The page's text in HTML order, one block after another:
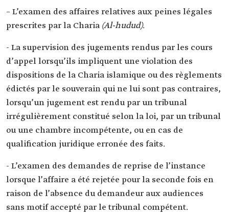
– L’examen des affaires relatives aux peines légales
prescrites par la Charia (Al-hudud).
- La supervision des jugements rendus par les cours
d’appel lorsqu’ils impliquent une violation des
dispositions de la Charia islamique ou des règlements
édictés par le souverain qui ne lui sont pas contraires,
lorsqu’un jugement est rendu par un tribunal
irrégulièrement constitué selon la loi, par un tribunal
ou une chambre incompétente, ou en cas de
qualification juridique erronée des faits.
- L’examen des demandes de reprise de l’instance
lorsque l’affaire a été rejetée pour la seconde fois en
raison de l’absence du demandeur aux audiences
sans motif accepté par le tribunal compétent.